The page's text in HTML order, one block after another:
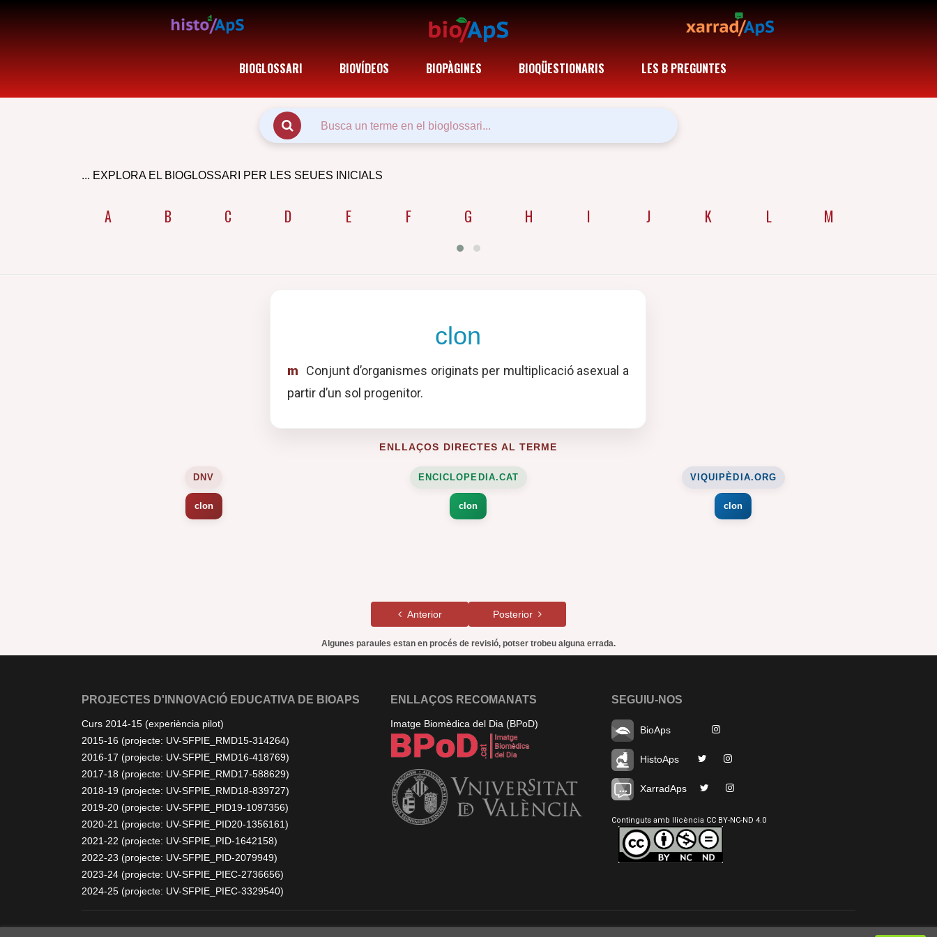
BIOGLOSSARI BIOVÍDEOS BIOPÀGINES BIOQÜESTIONARIS LES B PREGUNTES
... EXPLORA EL BIOGLOSSARI PER LES SEUES INICIALS
A B C D E F G H I J K L M
clon
m
Conjunt d’organismes originats per multiplicació asexual a
partir d’un sol progenitor.
ENLLAÇOS DIRECTES AL TERME
DNV
clon
ENCICLOPEDIA.CAT
clon
VIQUIPÈDIA.ORG
clon
Anterior Posterior
Algunes paraules estan en procés de revisió, potser trobeu alguna errada.
PROJECTES D'INNOVACIÓ EDUCATIVA DE BIOAPS
Curs 2014-15 (experiència pilot)
2015-16 (projecte: UV-SFPIE_RMD15-314264)
2016-17 (projecte: UV-SFPIE_RMD16-418769)
2017-18 (projecte: UV-SFPIE_RMD17-588629)
2018-19 (projecte: UV-SFPIE_RMD18-839727)
2019-20 (projecte: UV-SFPIE_PID19-1097356)
2020-21 (projecte: UV-SFPIE_PID20-1356161)
2021-22 (projecte: UV-SFPIE_PID-1642158)
2022-23 (projecte: UV-SFPIE_PID-2079949)
2023-24 (projecte: UV-SFPIE_PIEC-2736656)
2024-25 (projecte: UV-SFPIE_PIEC-3329540)
ENLLAÇOS RECOMANATS
Imatge Biomèdica del Dia (BPoD)
SEGUIU-NOS
BioAps
HistoAps
XarradAps
Continguts amb llicència CC BY-NC-ND 4.0